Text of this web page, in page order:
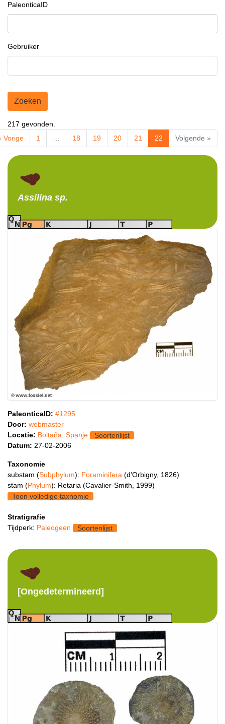
PaleonticaID
Gebruiker
Zoeken
217 gevonden.
Vorige
1 18 19 20 21 22 Volgende »
Assilina sp.
PaleonticaID: #1295
Door: webmaster
Locatie: Boltaña, Spanje
Soortenlijst
Datum: 27-02-2006
Taxonomie
substam (Subphylum): Foraminifera (d'Orbigny, 1826)
stam (Phylum): Retaria (Cavalier-Smith, 1999)
Toon volledige taxnomie
Stratigrafie
Tijdperk: Paleogeen Soortenlijst
[Ongedetermineerd]